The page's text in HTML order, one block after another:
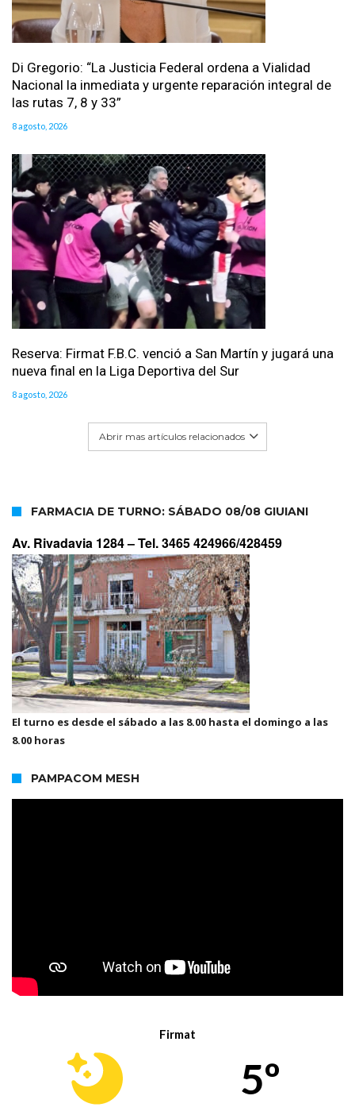
Di Gregorio: “La Justicia Federal ordena a Vialidad
Nacional la inmediata y urgente reparación integral de
las rutas 7, 8 y 33”
8 agosto, 2026
Reserva: Firmat F.B.C. venció a San Martín y jugará una
nueva final en la Liga Deportiva del Sur
8 agosto, 2026
Abrir mas artículos relacionados
FARMACIA DE TURNO: SÁBADO 08/08 GIUIANI
Av. Rivadavia 1284 –Tel. 3465 424966/428459
El turno es desde el sábado a las 8.00 hasta el domingo a las
8.00 horas
PAMPACOM MESH
Firmat
5º